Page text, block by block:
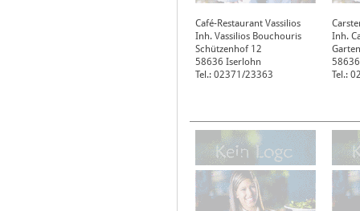
Café-Restaurant Vassilios
Inh. Vassilios Bouchouris
Schützenhof 12
58636 Iserlohn
Tel.: 02371/23363
Inh.
58636
Tel.: